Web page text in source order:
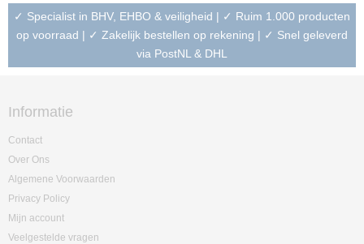
✓ Specialist in BHV, EHBO & veiligheid | ✓ Ruim 1.000 producten
op voorraad | ✓ Zakelijk bestellen op rekening | ✓ Snel geleverd
via PostNL & DHL
Informatie
Contact
Over Ons
Algemene Voorwaarden
Privacy Policy
Mijn account
Veelgestelde vragen